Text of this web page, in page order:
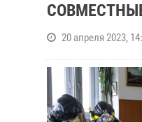
20 апреля 2023,